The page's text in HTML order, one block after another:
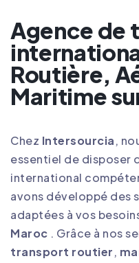
Agence de
Routière,
Maritime
Chez Intersourcia,
essentiel de disposer
international
avons développé des
adaptées à vos
Maroc . Grâce à nos
transport routier,